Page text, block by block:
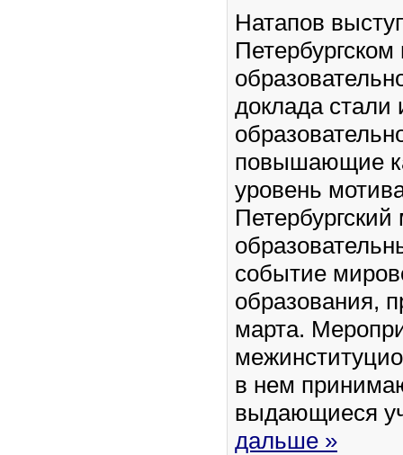
Натапов
доклада стали
повышающие
уровень
событие
образования,
марта.
в нем
выдающиеся
дальше »